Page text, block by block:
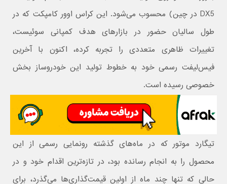
DX5 در چین) محسوب می‌شود. این کراس‌ اوور کامپکت که در
طول سالیان حضور در بازارهای هدف کمپانی سوئیست،
تغییرات ظاهری متعددی را تجربه کرده، اکنون با آخرین
فیس‌لیفت رسمی خود به خطوط تولید این خودروساز بخش
خصوصی رسیده است.
تیگارد موتور که در ماه‌های گذشته رونمایی رسمی از این
محصول را به انجام رسانده بود، در تازه‌ترین اقدام خود و در
حالی که تنها چند ماه از اولین قیمت‌گذاری‌ها می‌گذرد، برای